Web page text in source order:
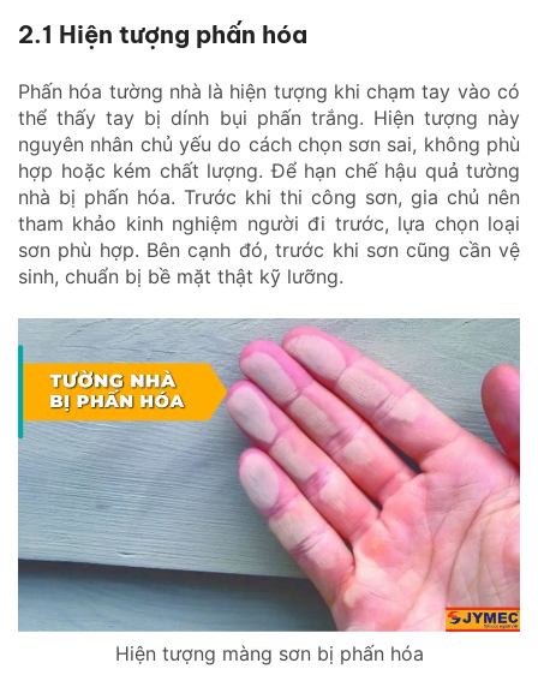
2.1 Hiện tượng phấn hóa
Phấn hóa tường nhà là hiện tượng khi chạm tay vào có
thể thấy tay bị dính bụi phấn trắng. Hiện tượng này
nguyên nhân chủ yếu do cách chọn sơn sai, không phù
hợp hoặc kém chất lượng. Để hạn chế hậu quả tường
nhà bị phấn hóa. Trước khi thi công sơn, gia chủ nên
tham khảo kinh nghiệm người đi trước, lựa chọn loại
sơn phù hợp. Bên cạnh đó, trước khi sơn cũng cần vệ
sinh, chuẩn bị bề mặt thật kỹ lưỡng.
Hiện tượng màng sơn bị phấn hóa